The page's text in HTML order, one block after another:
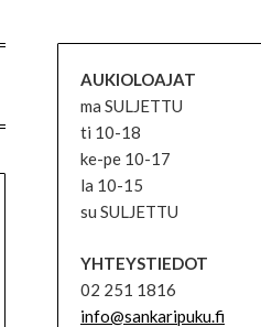
AUKIOLOAJAT
ma SULJETTU
ti 10-18
ke-pe 10-17
la 10-15
su SULJETTU
YHTEYSTIEDOT
02 251 1816
info@sankaripuku.fi